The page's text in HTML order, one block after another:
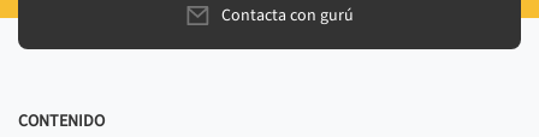
Contacta con gurú
CONTENIDO